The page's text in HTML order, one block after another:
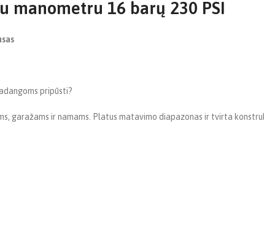
manometru 16 barų 230 PSI
pripūsti?
garažams ir namams. Platus matavimo diapazonas ir tvirta